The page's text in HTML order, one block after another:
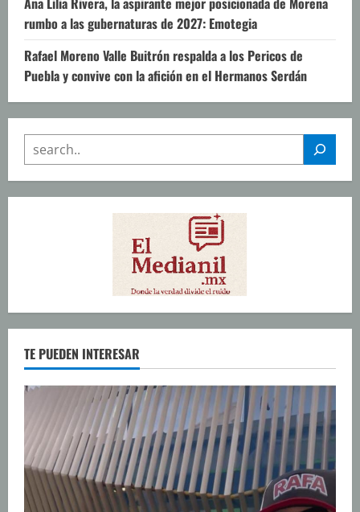
rumbo a las gubernaturas de 2027: Emotegia
Rafael Moreno Valle Buitrón respalda a los Pericos de
Puebla y convive con la afición en el Hermanos Serdán
SEARCH
TE PUEDEN INTERESAR